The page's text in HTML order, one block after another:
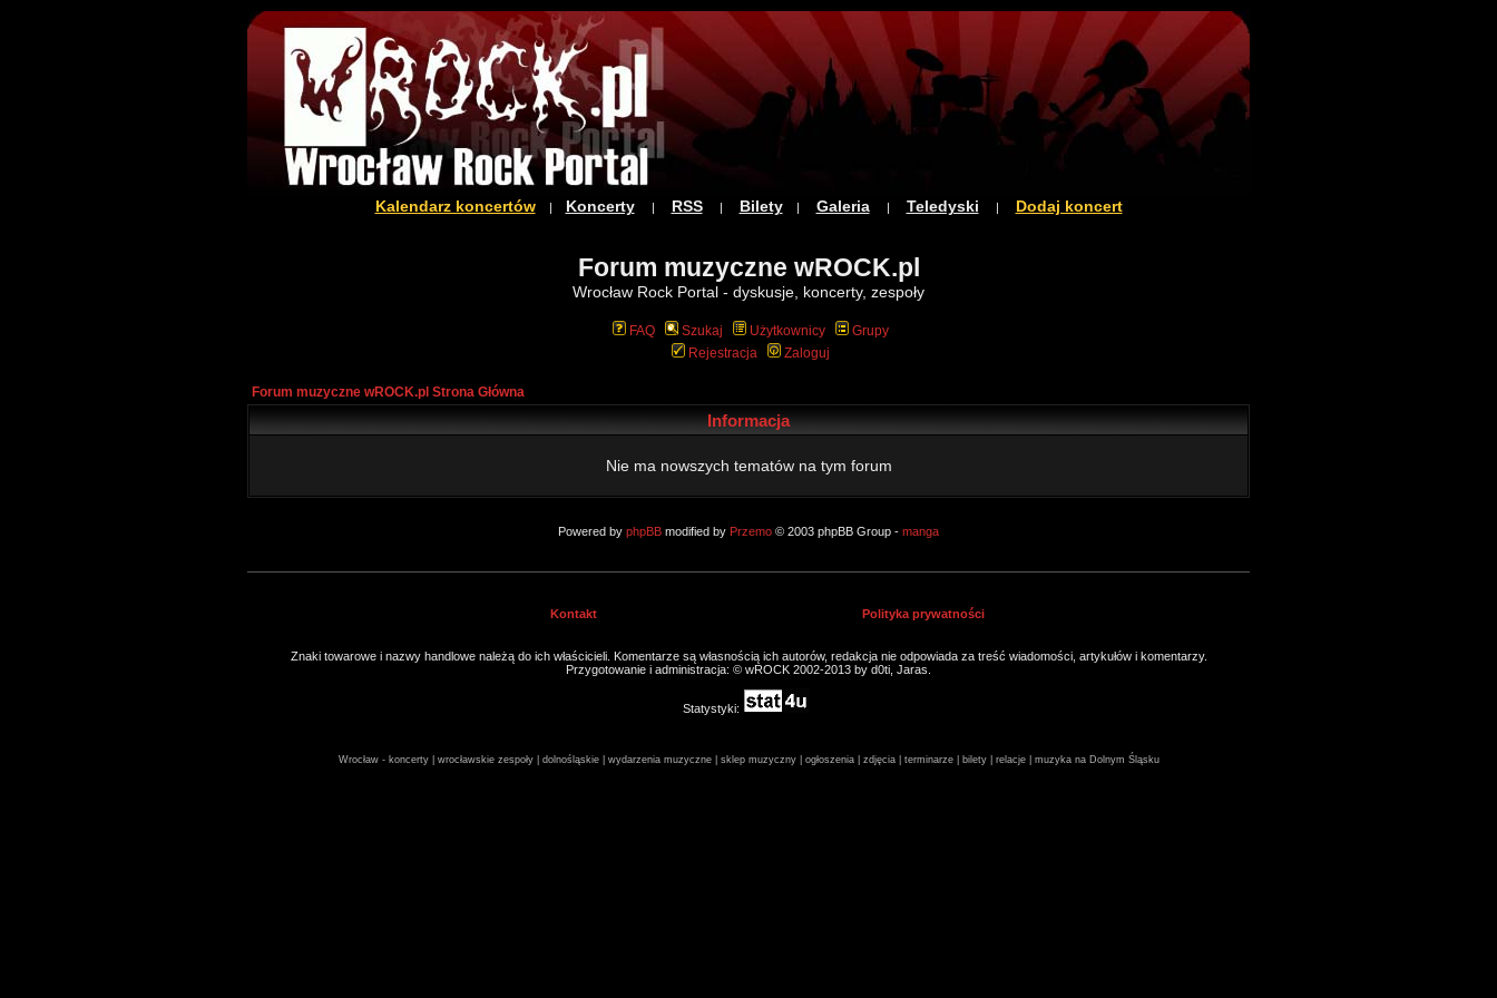
Kalendarz koncertów| Koncerty| RSS| Bilety| Galeria| Teledyski | Dodaj koncert
Forum muzyczne wROCK.pl
Wrocław Rock Portal - dyskusje, koncerty, zespoły
FAQ Szukaj Użytkownicy
Grupy
Rejestracja
Zaloguj
Forum muzyczne wROCK.pl Strona Główna
Informacja
Nie ma nowszych tematów na tym forum
Powered by phpBB modified by Przemo © 2003 phpBB Group - manga
Kontakt Polityka prywatności
Znaki towarowe i nazwy handlowe należą do ich właścicieli. Komentarze są własnością ich autorów, redakcja nie odpowiada za treść wiadomości, artykułów i komentarzy.
Przygotowanie i administracja: © wROCK 2002-2013 by d0ti, Jaras.
Statystyki:
Wrocław - koncerty | wrocławskie zespoły | dolnośląskie | wydarzenia muzyczne | sklep muzyczny | ogłoszenia | zdjęcia | terminarze | bilety | relacje | muzyka na Dolnym Śląsku